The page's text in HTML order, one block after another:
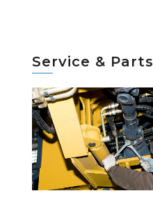
Service & Parts